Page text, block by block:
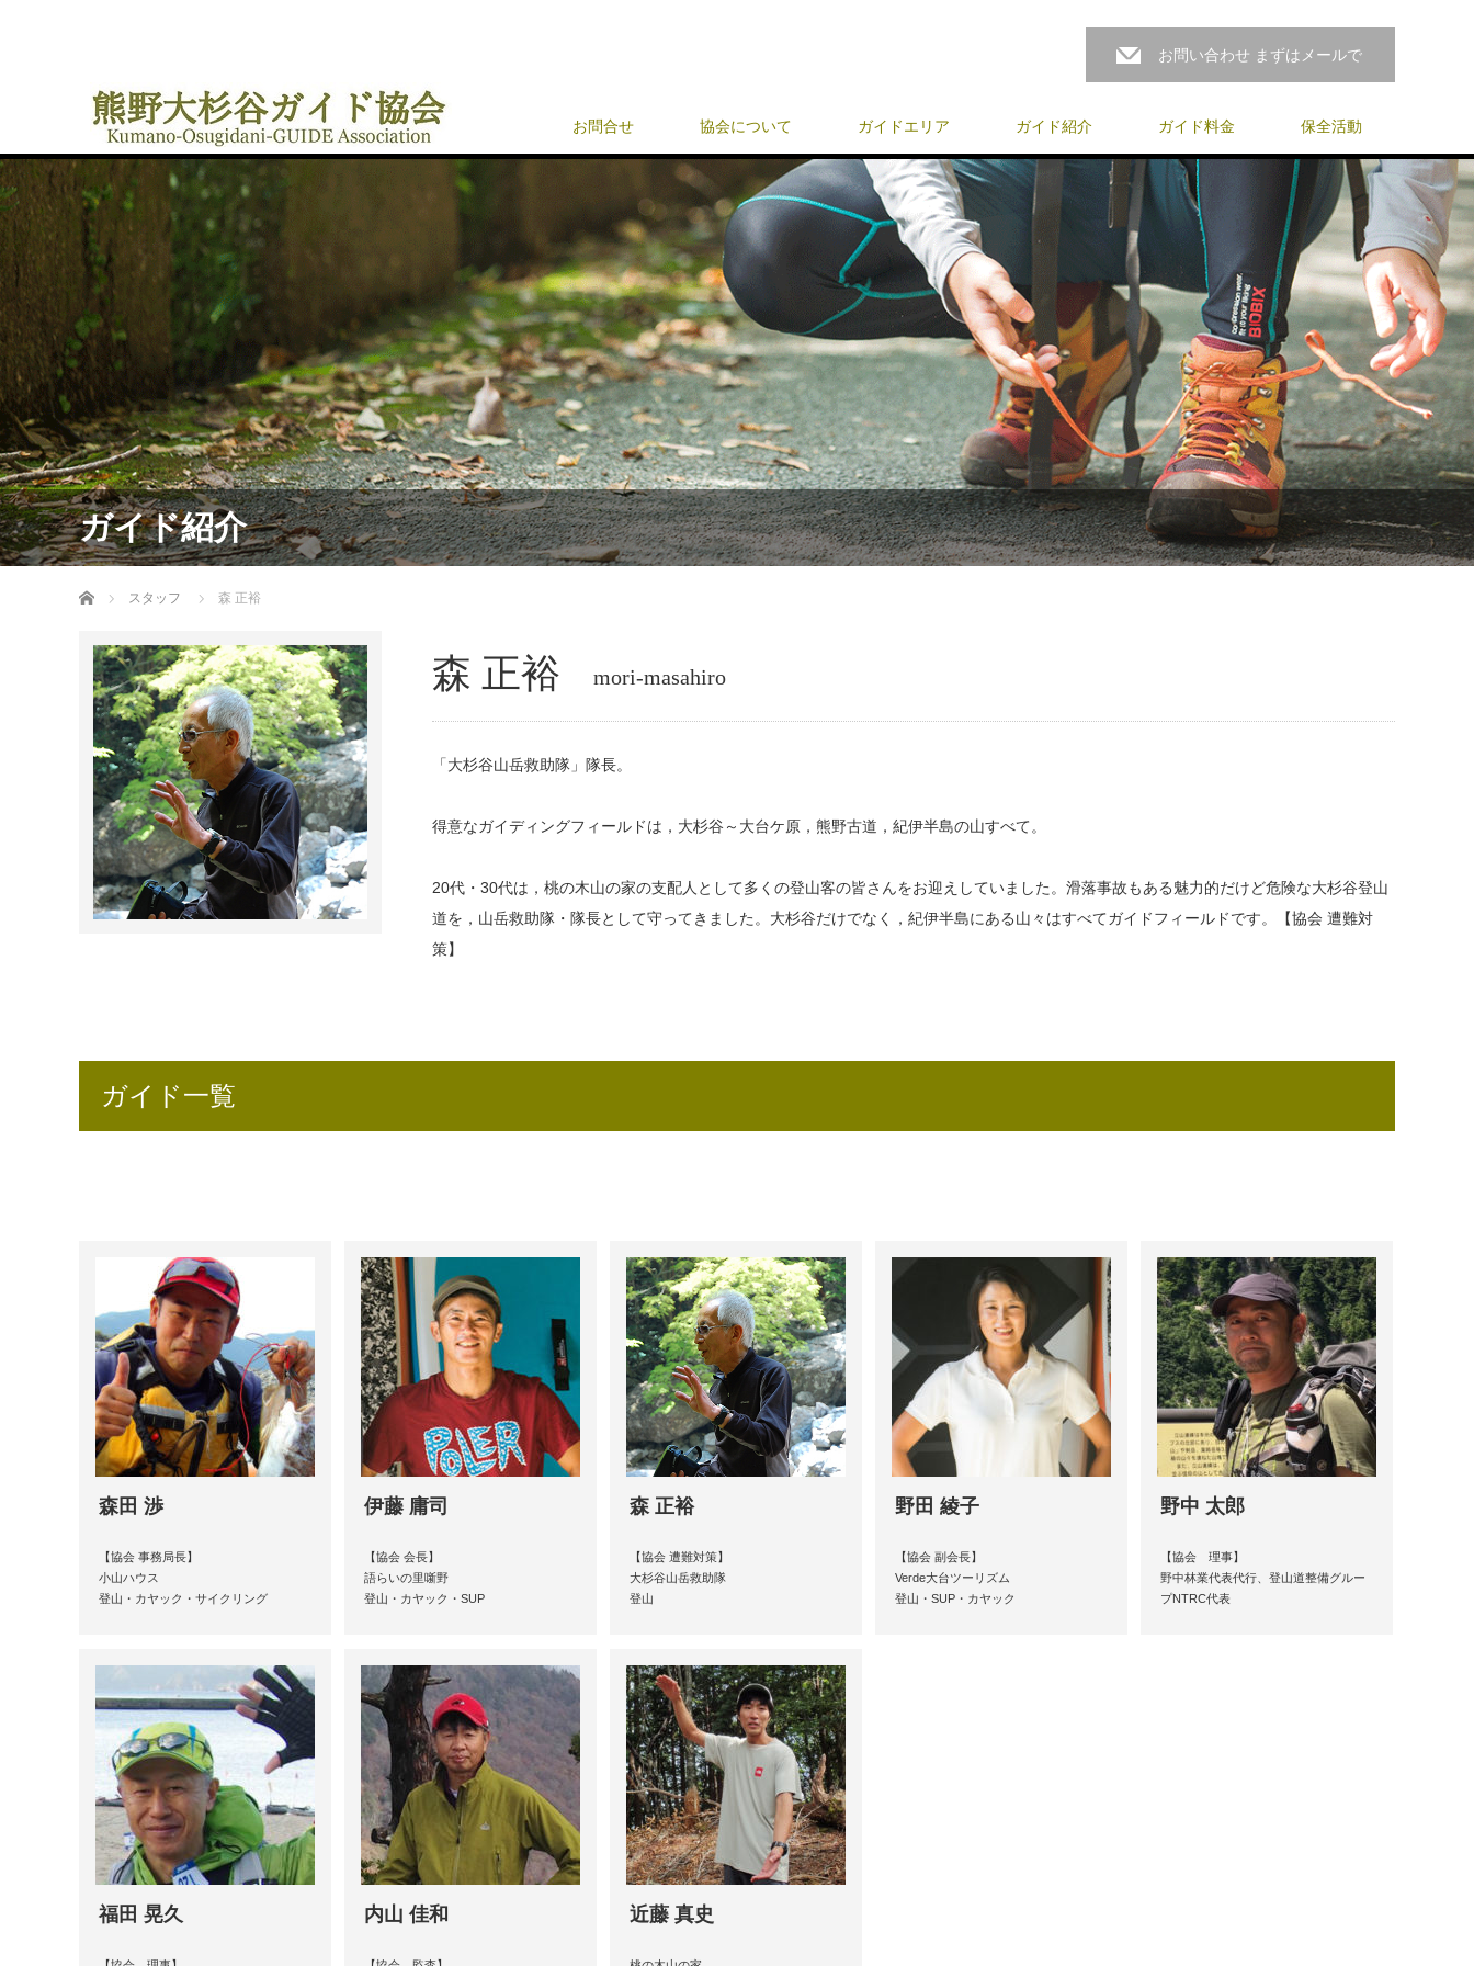
お問い合わせ まずはメールで
お問合せ 協会について ガイドエリア ガイド紹介 ガイド料金 保全活動
ガイド紹介
ホーム スタッフ 森 正裕
森 正裕 mori-masahiro
「大杉谷山岳救助隊」隊長。
得意なガイディングフィールドは，大杉谷～大台ケ原，熊野古道，紀伊半島の山すべて。
20代・30代は，桃の木山の家の支配人として多くの登山客の皆さんをお迎えしていました。滑落事故もある魅力的だけど危険な大杉谷登山
道を，山岳救助隊・隊長として守ってきました。大杉谷だけでなく，紀伊半島にある山々はすべてガイドフィールドです。【協会 遭難対
策】
ガイド一覧
森田 渉
【協会 事務局長】
小山ハウス
登山・カヤック・サイクリング
伊藤 庸司
【協会 会長】
語らいの里噺野
登山・カヤック・SUP
森 正裕
【協会 遭難対策】
大杉谷山岳救助隊
登山
野田 綾子
【協会 副会長】
Verde大台ツーリズム
登山・SUP・カヤック
野中 太郎
【協会 理事】
野中林業代表代行、登山道整備グルー
プNTRC代表
福田 晃久 内山 佳和 近藤 真史